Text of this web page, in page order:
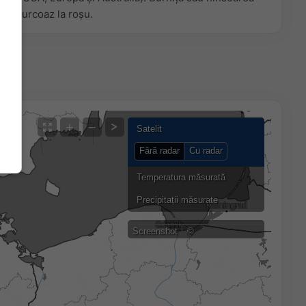
la turcoaz la roșu.
Screenshot ©
Satelit
Fără radar Cu radar
Temperatura măsurată
Precipitații măsurate
+ −